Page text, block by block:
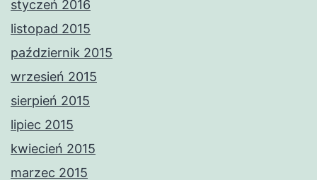
styczeń 2016
listopad 2015
październik 2015
wrzesień 2015
sierpień 2015
lipiec 2015
kwiecień 2015
marzec 2015